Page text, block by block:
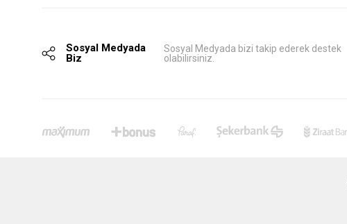
Sosyal Medyada
Biz
Sosyal Medyada bizi takip ederek destek
olabilirsiniz.